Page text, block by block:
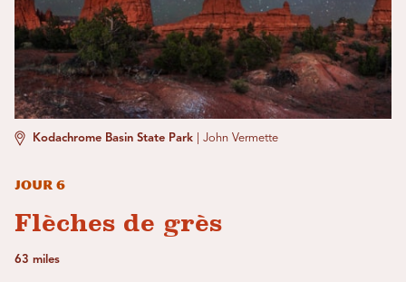
Kodachrome Basin State Park John Vermette
Jour 6
Flèches de grès
63 miles